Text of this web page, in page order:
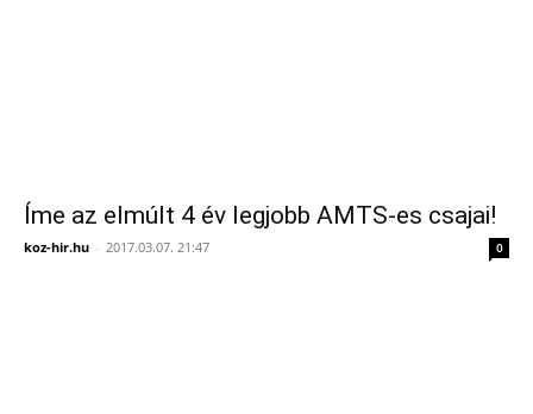
Íme az elmúlt 4 év legjobb AMTS-es csajai!
koz-hir.hu - 2017.03.07. 21:47 0